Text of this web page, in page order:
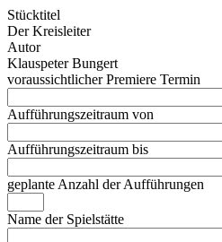
Stücktitel
Der Kreisleiter
Autor
Klauspeter Bungert
voraussichtlicher Premiere Termin
Aufführungszeitraum von
Aufführungszeitraum bis
geplante Anzahl der Aufführungen
Name der Spielstätte